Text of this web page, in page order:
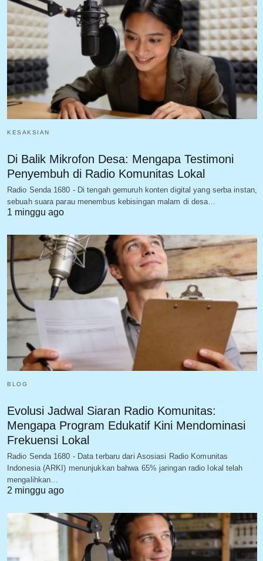
KESAKSIAN
Di Balik Mikrofon Desa: Mengapa Testimoni
Penyembuh di Radio Komunitas Lokal
Radio Senda 1680 - Di tengah gemuruh konten digital yang serba instan,
sebuah suara parau menembus kebisingan malam di desa…
1 minggu ago
BLOG
Evolusi Jadwal Siaran Radio Komunitas:
Mengapa Program Edukatif Kini Mendominasi
Frekuensi Lokal
Radio Senda 1680 - Data terbaru dari Asosiasi Radio Komunitas
Indonesia (ARKI) menunjukkan bahwa 65% jaringan radio lokal telah
mengalihkan…
2 minggu ago